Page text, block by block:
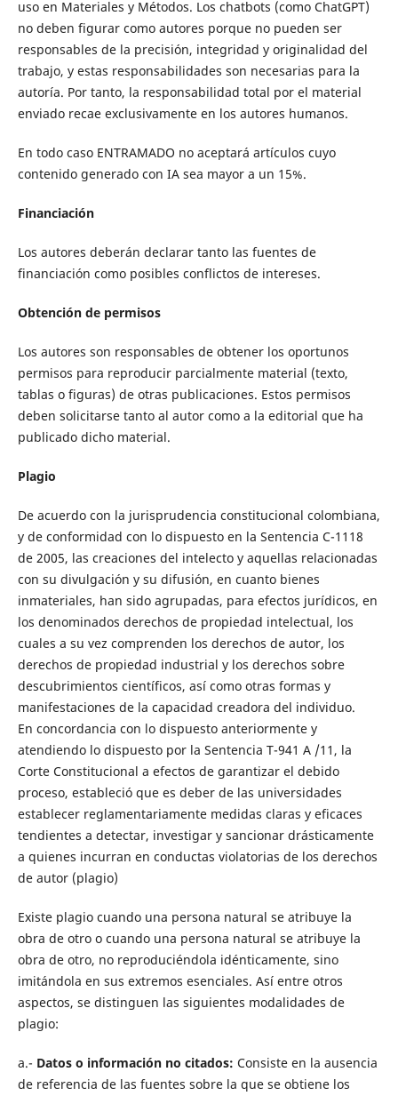
uso en Materiales y Métodos. Los chatbots (como ChatGPT)
no deben figurar como autores porque no pueden ser
responsables de la precisión, integridad y originalidad del
trabajo, y estas responsabilidades son necesarias para la
autoría. Por tanto, la responsabilidad total por el material
enviado recae exclusivamente en los autores humanos.
En todo caso ENTRAMADO no aceptará artículos cuyo
contenido generado con IA sea mayor a un 15%.
Financiación
Los autores deberán declarar tanto las fuentes de
financiación como posibles conflictos de intereses.
Obtención de permisos
Los autores son responsables de obtener los oportunos
permisos para reproducir parcialmente material (texto,
tablas o figuras) de otras publicaciones. Estos permisos
deben solicitarse tanto al autor como a la editorial que ha
publicado dicho material.
Plagio
De acuerdo con la jurisprudencia constitucional colombiana,
y de conformidad con lo dispuesto en la Sentencia C-1118
de 2005, las creaciones del intelecto y aquellas relacionadas
con su divulgación y su difusión, en cuanto bienes
inmateriales, han sido agrupadas, para efectos jurídicos, en
los denominados derechos de propiedad intelectual, los
cuales a su vez comprenden los derechos de autor, los
derechos de propiedad industrial y los derechos sobre
descubrimientos científicos, así como otras formas y
manifestaciones de la capacidad creadora del individuo.
En concordancia con lo dispuesto anteriormente y
atendiendo lo dispuesto por la Sentencia T-941 A /11, la
Corte Constitucional a efectos de garantizar el debido
proceso, estableció que es deber de las universidades
establecer reglamentariamente medidas claras y eficaces
tendientes a detectar, investigar y sancionar drásticamente
a quienes incurran en conductas violatorias de los derechos
de autor (plagio)
Existe plagio cuando una persona natural se atribuye la
obra de otro o cuando una persona natural se atribuye la
obra de otro, no reproduciéndola idénticamente, sino
imitándola en sus extremos esenciales. Así entre otros
aspectos, se distinguen las siguientes modalidades de
plagio:
a.- Datos o información no citados: Consiste en la ausencia
de referencia de las fuentes sobre la que se obtiene los